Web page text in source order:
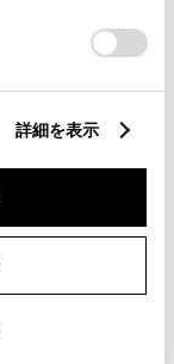
詳細を表示